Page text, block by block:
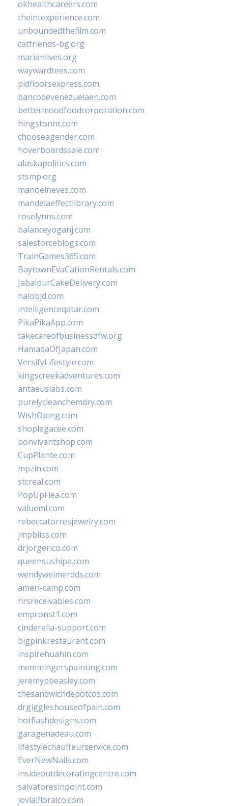
okhealthcareers.com
theintexperience.com
unboundedthefilm.com
catfriends-bg.org
marianlives.org
waywardtees.com
pidfloorsexpress.com
bancodevenezuelaen.com
bettermoodfoodcorporation.com
hingstonnt.com
chooseagender.com
hoverboardssale.com
alaskapolitics.com
stsmp.org
manoelneves.com
mandelaeffectlibrary.com
roselynns.com
balanceyoganj.com
salesforceblogs.com
TrainGames365.com
BaytownEvaCationRentals.com
JabalpurCakeDelivery.com
halobjd.com
intelligenceqatar.com
PikaPikaApp.com
takecareofbusinessdfw.org
HamadaOfJapan.com
VersifyLifestyle.com
kingscreekadventures.com
antaeuslabs.com
purelycleanchemdry.com
WishOping.com
shoplegacee.com
bonvivantshop.com
CupPlante.com
mpzin.com
stcreal.com
PopUpFlea.com
valueml.com
rebeccatorresjewelry.com
jmpbliss.com
drjorgerico.com
queensushipa.com
wendyweimerdds.com
ameri-camp.com
hrsreceivables.com
empconst1.com
cinderella-support.com
bigpinkrestaurant.com
inspirehuahin.com
memmingerspainting.com
jeremypbeasley.com
thesandwichdepotcos.com
drgiggleshouseofpain.com
hotflashdesigns.com
garagenadeau.com
lifestylechauffeurservice.com
EverNewNails.com
insideoutdecoratingcentre.com
salvatoresinpoint.com
jovialfloralco.com